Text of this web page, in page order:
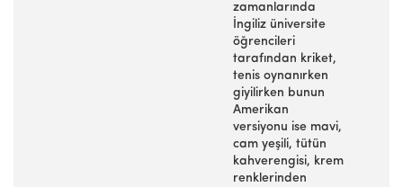
zamanlarında
İngiliz üniversite
öğrencileri
tarafından kriket,
tenis oynanırken
giyilirken bunun
Amerikan
versiyonu ise mavi,
cam yeşili, tütün
kahverengisi, krem
renklerinden